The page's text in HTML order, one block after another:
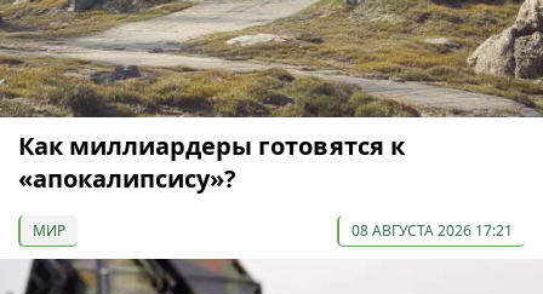
Как миллиардеры готовятся к
«апокалипсису»?
МИР 08 АВГУСТА 2026 17:21